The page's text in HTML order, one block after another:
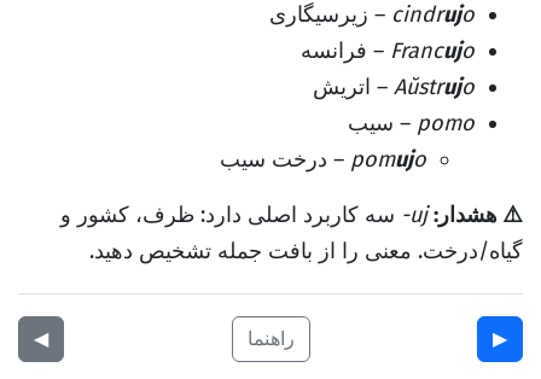
cindrujo
– زیرسیگاری
Francujo
– فرانسه
Aŭstrujo
– اتریش
pomo – سیب
pomujo – درخت سیب
⚠️ هشدار: -uj سه کاربرد اصلی دارد: ظرف، کشور و
گیاه/درخت. معنی را از بافت جمله تشخیص دهید.
◀︎ راهنما ▶︎